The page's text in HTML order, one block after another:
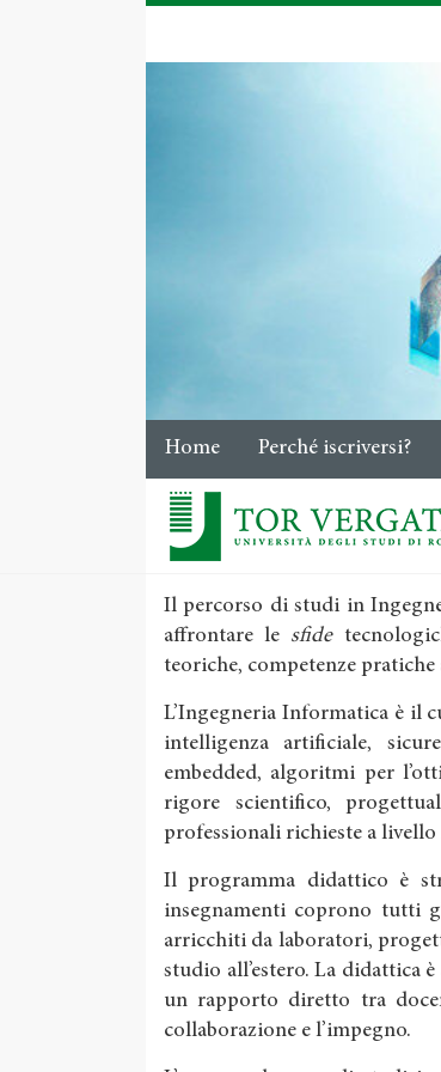
Home Perché iscriversi?
Il percorso di studi in
affrontare le sfide
teoriche, competenze
L’Ingegneria Informatica è il
intelligenza artificiale,
embedded, algoritmi per
rigore scientifico,
professionali richieste a
Il programma didattico è
insegnamenti coprono tutti
arricchiti da laboratori,
studio all’estero. La didattica
un rapporto diretto tra
collaborazione e l’impegno.